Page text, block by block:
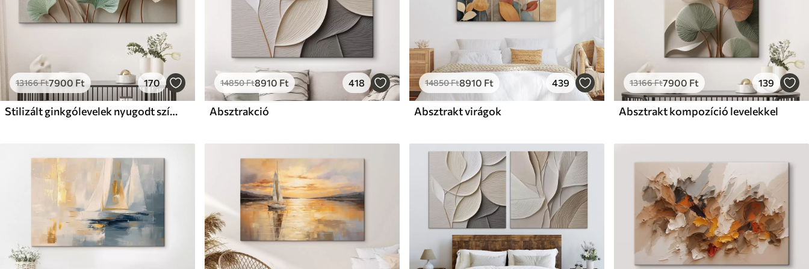
13166Ft7900 Ft 170
Stilizált ginkgólevelek nyugodt színekben
14850Ft8910 Ft 418
Absztrakció
14850Ft8910 Ft 439
Absztrakt virágok
13166Ft7900 Ft 139
Absztrakt kompozíció levelekkel